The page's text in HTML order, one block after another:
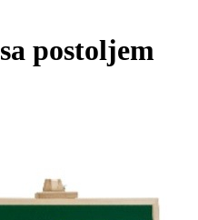
postoljem